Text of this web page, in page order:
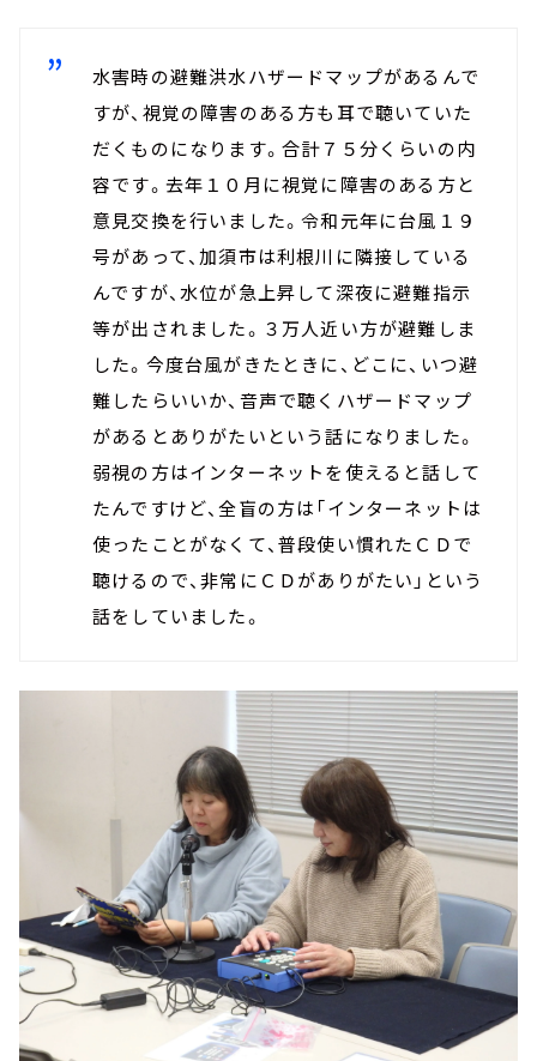
水害時の避難洪水ハザードマップがあるんで
すが、視覚の障害のある方も耳で聴いていた
だくものになります。合計７５分くらいの内
容です。去年１０月に視覚に障害のある方と
意見交換を行いました。令和元年に台風１９
号があって、加須市は利根川に隣接している
んですが、水位が急上昇して深夜に避難指示
等が出されました。３万人近い方が避難しま
した。今度台風がきたときに、どこに、いつ避
難したらいいか、音声で聴くハザードマップ
があるとありがたいという話になりました。
弱視の方はインターネットを使えると話して
たんですけど、全盲の方は「インターネットは
使ったことがなくて、普段使い慣れたＣＤで
聴けるので、非常にＣＤがありがたい」という
話をしていました。